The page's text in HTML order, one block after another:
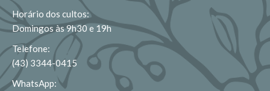
Horário dos cultos:
Domingos às 9h30 e 19h
Telefone:
(43) 3344-0415
WhatsApp: